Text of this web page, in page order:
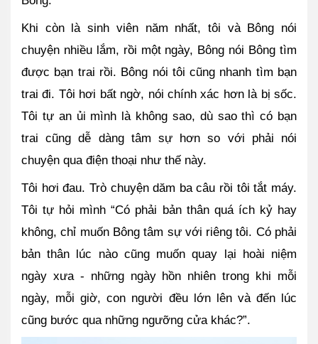
Khi còn là sinh viên năm nhất, tôi và Bông nói
chuyện nhiều lắm, rồi một ngày, Bông nói Bông tìm
được bạn trai rồi. Bông nói tôi cũng nhanh tìm bạn
trai đi. Tôi hơi bất ngờ, nói chính xác hơn là bị sốc.
Tôi tự an ủi mình là không sao, dù sao thì có bạn
trai cũng dễ dàng tâm sự hơn so với phải nói
chuyện qua điện thoại như thế này.
Tôi hơi đau. Trò chuyện dăm ba câu rồi tôi tắt máy.
Tôi tự hỏi mình “Có phải bản thân quá ích kỷ hay
không, chỉ muốn Bông tâm sự với riêng tôi. Có phải
bản thân lúc nào cũng muốn quay lại hoài niệm
ngày xưa - những ngày hồn nhiên trong khi mỗi
ngày, mỗi giờ, con người đều lớn lên và đến lúc
cũng bước qua những ngưỡng cửa khác?”.